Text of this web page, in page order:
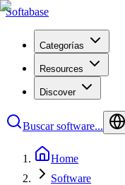
Softabase
Categorías
Resources
Discover
Buscar software...
Home
Software